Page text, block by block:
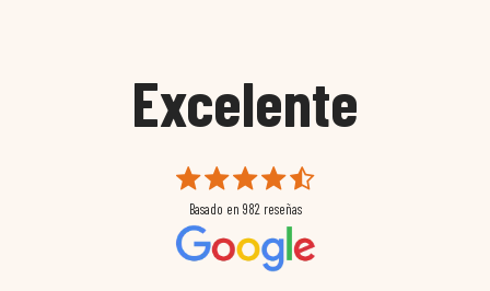
Excelente
Basado en 982 reseñas